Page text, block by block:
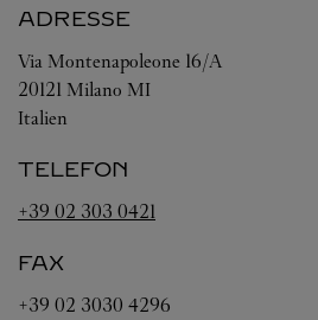
ADRESSE
Via Montenapoleone 16/A
20121 Milano MI
Italien
TELEFON
+39 02 303 0421
FAX
+39 02 3030 4296